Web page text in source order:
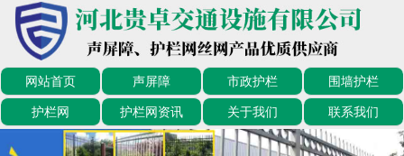
网站首页 声屏障 市政护栏 围墙护栏
护栏网 护栏网资讯 关于我们 联系我们